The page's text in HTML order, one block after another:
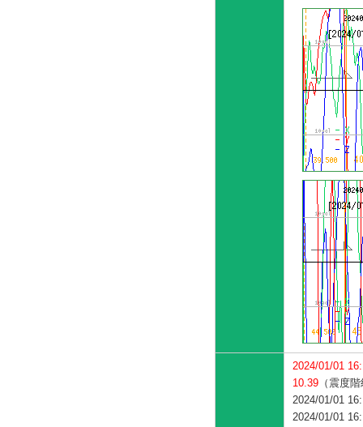
2024/01/01
10.39 （震度
2024/01/01
2024/01/01